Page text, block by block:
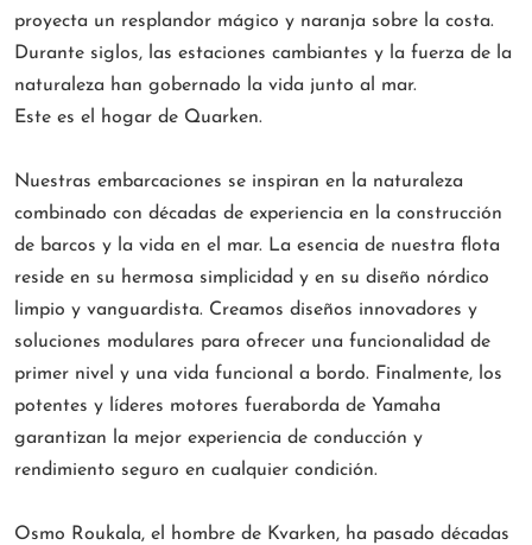
proyecta un resplandor mágico y naranja sobre la costa.
Durante siglos, las estaciones cambiantes y la fuerza de la
naturaleza han gobernado la vida junto al mar.
Este es el hogar de Quarken.
Nuestras embarcaciones se inspiran en la naturaleza
combinado con décadas de experiencia en la construcción
de barcos y la vida en el mar. La esencia de nuestra flota
reside en su hermosa simplicidad y en su diseño nórdico
limpio y vanguardista. Creamos diseños innovadores y
soluciones modulares para ofrecer una funcionalidad de
primer nivel y una vida funcional a bordo. Finalmente, los
potentes y líderes motores fueraborda de Yamaha
garantizan la mejor experiencia de conducción y
rendimiento seguro en cualquier condición.
Osmo Roukala, el hombre de Kvarken, ha pasado décadas